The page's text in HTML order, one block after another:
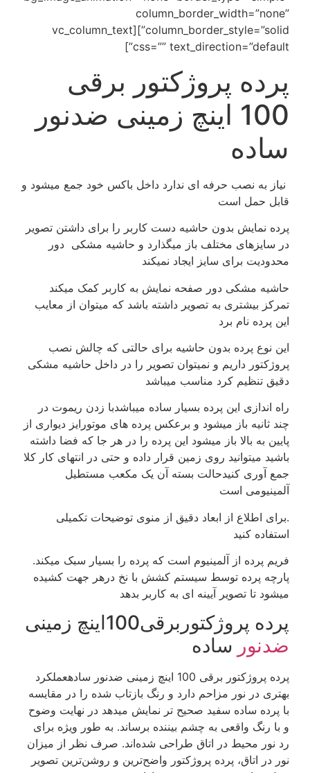
column_border_width=”none”
column_border_style=”solid”][vc_column_text
css=”” text_direction=”default”]
پرده پروژکتور برقی
100 اینچ زمینی ضدنور
ساده
نیاز به نصب حرفه ای ندارد داخل باکس خود جمع میشود و
قابل حمل است
پرده نمایش بدون حاشیه دست کاربر را برای داشتن تصویر
در سایزهای مختلف باز میگذارد و حاشیه مشکی دور
محدودیت برای سایز ایجاد نمیکند
حاشیه مشکی دور صفحه نمایش به کاربر کمک میکند
تمرکز بیشتری به تصویر داشته باشد که میتوان از معایب
این پرده نام برد
این نوع پرده بدون حاشیه برای حالتی که چالش نصب
پروژکتور داریم و نمیتوان تصویر را در داخل حاشیه مشکی
دقیق تنظیم کرد مناسب میباشد
راه اندازی این پرده بسیار ساده میباشدبا زدن ریموت در
چند ثانیه باز میشود و برعکس پرده های موتورایز دیواری از
پایین به بالا باز میشود این پرده را در هر جا که فضا داشته
باشید میتوانید روی زمین قرار داده و حتی در انتهای کار کلا
جمع آوری کنیدحالت بسته آن یک مکعب مستطیل
آلمینیومی است
.برای اطلاع از ابعاد دقیق از منوی توضیحات تکمیلی
استفاده کنید
فریم پرده از آلمینیوم است که پرده را بسیار سبک میکند.
پارچه پرده توسط سیستم کشش با نخ درهر جهت کشیده
میشود تا تصویر آیینه ای به کاربر بدهد
پرده پروژکتوربرقی100اینچ زمینی
ضدنور ساده
پرده پروژکتور برقی 100 اینچ زمینی ضدنور سادهعملکرد
بهتری در نور مزاحم دارد و رنگ بازتاب شده را در مقایسه
با پرده ساده سفید صحیح تر نمایش میدهد در نهایت وضوح
و با رنگ واقعی به چشم بیننده برساند. به طور ویژه برای
رد نور محیط در اتاق طراحی شده‌اند. صرف نظر از میزان
نور در اتاق، پرده پروژکتور واضح‌ترین و روشن‌ترین تصویر